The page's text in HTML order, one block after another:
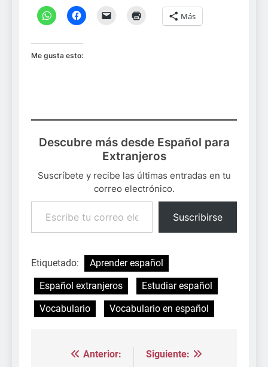
Más
Me gusta esto:
Descubre más desde Español para
Extranjeros
Suscríbete y recibe las últimas entradas en tu
correo electrónico.
Escribe tu correo electrónico…
Suscribirse
Etiquetado:
Aprender español
Español extranjeros
Estudiar español
Vocabulario
Vocabulario en español
Navegación
Anterior:
Siguiente: